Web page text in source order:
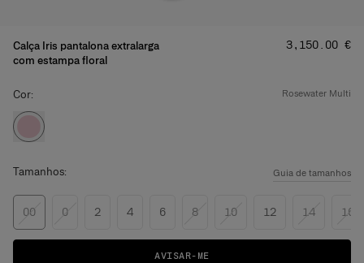
Calça Iris pantalona extralarga
com estampa floral
Preço:
‌3,150.00 €
Cor: rosewater multi
Tamanhos: Guia de tamanhos
00 0 2 4 6 8 10 12 14 16
AVISAR-ME